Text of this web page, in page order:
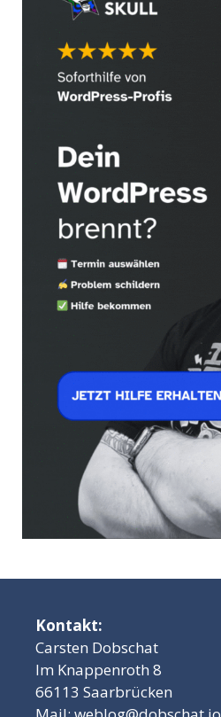
Kontakt:
Carsten Dobschat
Im Knappenroth 8
66113 Saarbrücken